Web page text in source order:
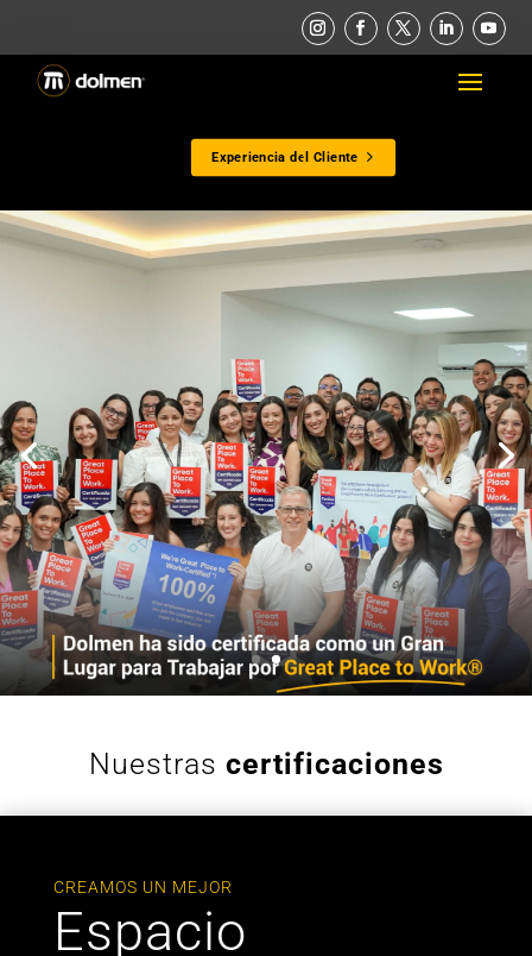
Experiencia del Cliente
Nuestras certificaciones
CREAMOS UN MEJOR
Espacio